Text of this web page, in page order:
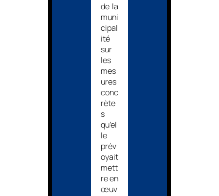
de la
muni
cipal
ité
sur
les
mes
ures
conc
rète
s
qu’el
le
prév
oyait
mett
re en
œuv